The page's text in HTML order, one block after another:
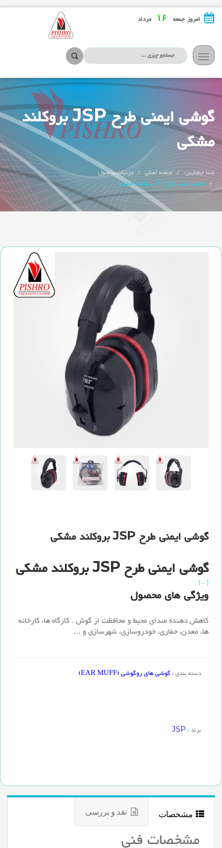
امروز جمعه مرداد
تعویض
ناوبری
گوشی ایمنی طرح JSP بروکلند
مشکی
شما اینجایین: صفحه اصلی
جزئیات محصول
گوشی ایمنی طرح JSP بروکلند مشکی
گوشی ایمنی طرح JSP بروکلند مشکی
گوشی ایمنی طرح JSP بروکلند مشکی
[...]
ویژگی های محصول
کاهش دهنده صدای محیط و محافظت از گوش . کارگاه ها، کارخانه
ها، معدن، حفاری، خودروسازی، شهرسازی و ...
دسته بندی : گوشی های روگوشی (EAR MUFF)
برند : JSP
مشخصات نقد و بررسی
مشخصات فنی